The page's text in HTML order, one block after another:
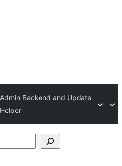
Admin Backend and Update
Helper